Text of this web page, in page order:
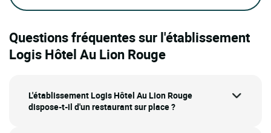
Questions fréquentes sur l'établissement
Logis Hôtel Au Lion Rouge
L'établissement Logis Hôtel Au Lion Rouge
dispose-t-il d'un restaurant sur place ?